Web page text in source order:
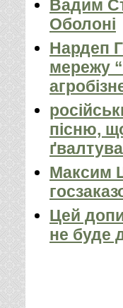
Вадим
Оболоні
Нардеп
мережу
пісню,
Максим
Цей
не буде